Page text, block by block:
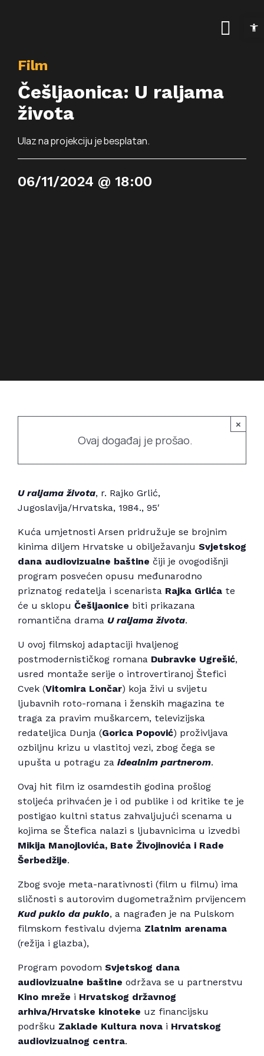
Kalendar događanja
Info
Traži...
Film
Češljaonica: U raljama
života
Ulaz na projekciju je besplatan.
06/11/2024 @ 18:00
×
Ovaj događaj je prošao.
U raljama života, r. Rajko Grlić,
Jugoslavija/Hrvatska, 1984., 95′
Kuća umjetnosti Arsen pridružuje se brojnim
kinima diljem Hrvatske u obilježavanju Svjetskog
dana audiovizualne baštine čiji je ovogodišnji
program posvećen opusu međunarodno
priznatog redatelja i scenarista Rajka Grlića te
će u sklopu Češljaonice biti prikazana
romantična drama U raljama života.
U ovoj filmskoj adaptaciji hvaljenog
postmodernističkog romana Dubravke Ugrešić,
usred montaže serije o introvertiranoj Štefici
Cvek (Vitomira Lončar) koja živi u svijetu
ljubavnih roto-romana i ženskih magazina te
traga za pravim muškarcem, televizijska
redateljica Dunja (Gorica Popović) proživljava
ozbiljnu krizu u vlastitoj vezi, zbog čega se
upušta u potragu za idealnim partnerom.
Ovaj hit film iz osamdestih godina prošlog
stoljeća prihvaćen je i od publike i od kritike te je
postigao kultni status zahvaljujući scenama u
kojima se Štefica nalazi s ljubavnicima u izvedbi
Mikija Manojlovića, Bate Živojinovića i Rade
Šerbedžije.
Zbog svoje meta-narativnosti (film u filmu) ima
sličnosti s autorovim dugometražnim prvijencem
Kud puklo da puklo, a nagrađen je na Pulskom
filmskom festivalu dvjema Zlatnim arenama
(režija i glazba),
Program povodom Svjetskog dana
audiovizualne baštine održava se u partnerstvu
Kino mreže i Hrvatskog državnog
arhiva/Hrvatske kinoteke uz financijsku
podršku Zaklade Kultura nova i Hrvatskog
audiovizualnog centra.
Open